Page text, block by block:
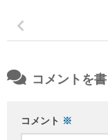
コメントを書
コメント ※